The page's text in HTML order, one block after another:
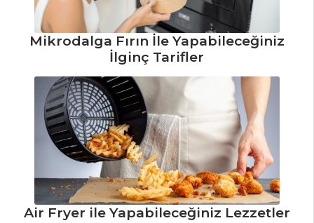
Nasıl Yapılır?
Arpacık Soğanlı
ve Bezelyeli Kuzu
Bonfile Tarifi, Nasıl
Yapılır?
Taze Sarımsaklı
ve Kuzu Etli
Bezelye Tarifi, Nasıl
Yapılır?
Et Yemekleri Tüm
Tarifleri
Mikrodalga Fırın İle Yapabileceğiniz
İlginç Tarifler
Air Fryer ile Yapabileceğiniz Lezzetler